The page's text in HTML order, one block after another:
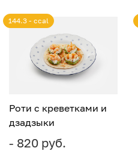
Роти с креветками и
дзадзыки
- 820 руб.
144.3 - ccal